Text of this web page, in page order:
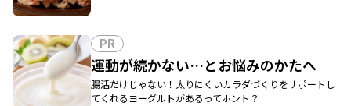
PR
運動が続かない…とお悩みのかたへ
腸活だけじゃない！太りにくいカラダづくりをサポートし
てくれるヨーグルトがあるってホント？